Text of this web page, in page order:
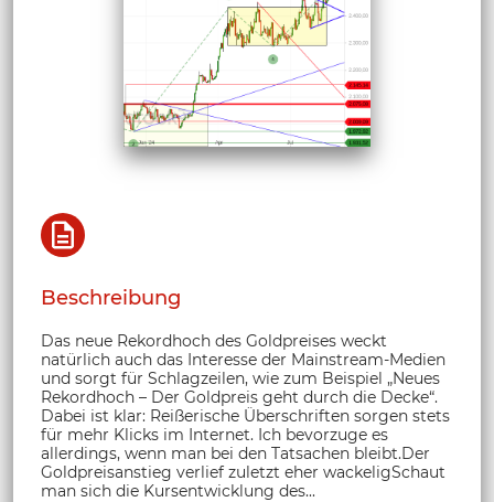
Beschreibung
Das neue Rekordhoch des Goldpreises weckt
natürlich auch das Interesse der Mainstream-Medien
und sorgt für Schlagzeilen, wie zum Beispiel „Neues
Rekordhoch – Der Goldpreis geht durch die Decke“.
Dabei ist klar: Reißerische Überschriften sorgen stets
für mehr Klicks im Internet. Ich bevorzuge es
allerdings, wenn man bei den Tatsachen bleibt.Der
Goldpreisanstieg verlief zuletzt eher wackeligSchaut
man sich die Kursentwicklung des...